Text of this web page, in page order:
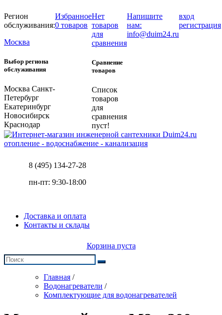
Регион
обслуживания:
Москва
Выбор региона
обслуживания
Москва Санкт-
Петербург
Екатеринбург
Новосибирск
Краснодар
Избранное
0 товаров
Нет
товаров
для
сравнения
Сравнение
товаров
Список
товаров
для
сравнения
пуст!
Напишите
нам:
info@duim24.ru
вход
регистрация
отопление - водоснабжение - канализация
8 (495) 134-27-28
пн-пт: 9:30-18:00
Доставка и оплата
Контакты и склады
Корзина пуста
Главная /
Водонагреватели /
Комплектующие для водонагревателей